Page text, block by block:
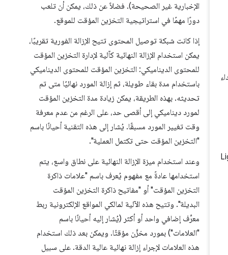
الإخبارية غير الصحيحة). فضلاً عن ذلك، يمكن أن تلعب
دورًا مهمًا في استراتيجية التخزين المؤقت للموقع.
إذا كانت شبكة توصيل المحتوى تتيح الإزالة الفورية تقريبًا،
يمكن استخدام الإزالة النهائية كآلية لإدارة التخزين المؤقت
للمحتوى الديناميكي: التخزين المؤقت للمحتوى الديناميكي
باستخدام مدة بقاء طويلة، ثم إزالة المورد نهائيًا متى تم
تحديثه. بهذه الطريقة، يمكن زيادة مدة التخزين المؤقت
لمورد ديناميكي إلى أقصى حد، على الرغم من عدم معرفة
وقت تغيير المورد مسبقًا. يُشار إلى هذه التقنية أحيانًا باسم
"التخزين المؤقت حتى تكتمل العملية".
وعند استخدام ميزة الإزالة النهائية على نطاق واسع، يتم
استخدامها عادةً مع مفهوم يُعرف باسم "علامات ذاكرة
التخزين المؤقت" أو "مفاتيح ذاكرة التخزين المؤقت
البديلة". وتتيح هذه الآلية لمالكي المواقع الإلكترونية ربط
معرِّف إضافي واحد أو أكثر (يُشار إليه أحيانًا باسم
"العلامات") بمورد مخزَّن مؤقتًا. ويمكن بعد ذلك استخدام
هذه العلامات لإجراء إزالة نهائية عالية الدقة. على سبيل